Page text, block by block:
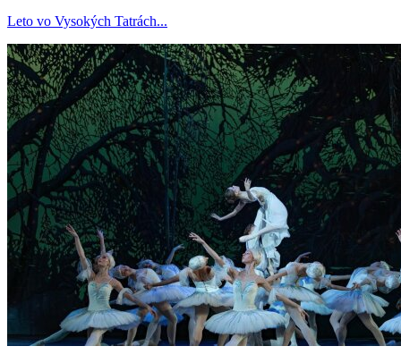
Leto vo Vysokých Tatrách...